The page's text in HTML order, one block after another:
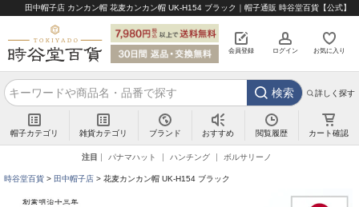
田中帽子店 カンカン帽 花麦カンカン帽 UK-H154 ブラック｜帽子通販 時谷堂百貨【公式】
会員登録 ログイン お気に入り
検索 詳しく探す
帽子カテゴリ 雑貨カテゴリ ブランド おすすめ 閲覧履歴 カート確認
注目 パナマハット ハンチング ボルサリーノ
時谷堂百貨 田中帽子店 花麦カンカン帽 UK-H154 ブラック